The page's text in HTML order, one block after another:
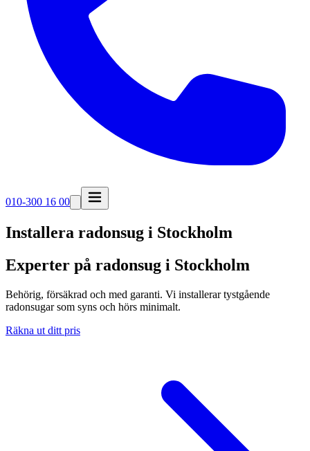
010-300 16 00
Installera radonsug i Stockholm
Experter på radonsug i Stockholm
Behörig, försäkrad och med garanti. Vi installerar tystgående
radonsugar som syns och hörs minimalt.
Räkna ut ditt pris